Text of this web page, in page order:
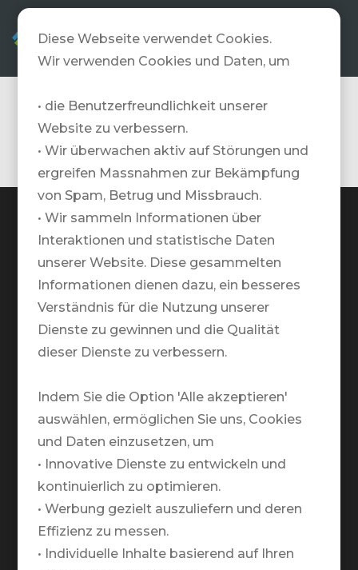
DE
Singles
TRAVELZONE AG
Google Maps Standort
+41 41 552 55 00
Montag bis Freitag:
09.00 - 12.00 / 13.00 - 18.00
Warum TRAVELZONE?
Team
Markenbotschafter
Diese Webseite verwendet Cookies.
Wir verwenden Cookies und Daten, um
• die Benutzerfreundlichkeit unserer
Website zu verbessern.
• Wir überwachen aktiv auf Störungen und
ergreifen Massnahmen zur Bekämpfung
von Spam, Betrug und Missbrauch.
• Wir sammeln Informationen über
Interaktionen und statistische Daten
unserer Website. Diese gesammelten
Informationen dienen dazu, ein besseres
Verständnis für die Nutzung unserer
Dienste zu gewinnen und die Qualität
dieser Dienste zu verbessern.
Indem Sie die Option 'Alle akzeptieren'
auswählen, ermöglichen Sie uns, Cookies
und Daten einzusetzen, um
• Innovative Dienste zu entwickeln und
kontinuierlich zu optimieren.
• Werbung gezielt auszuliefern und deren
Effizienz zu messen.
• Individuelle Inhalte basierend auf Ihren